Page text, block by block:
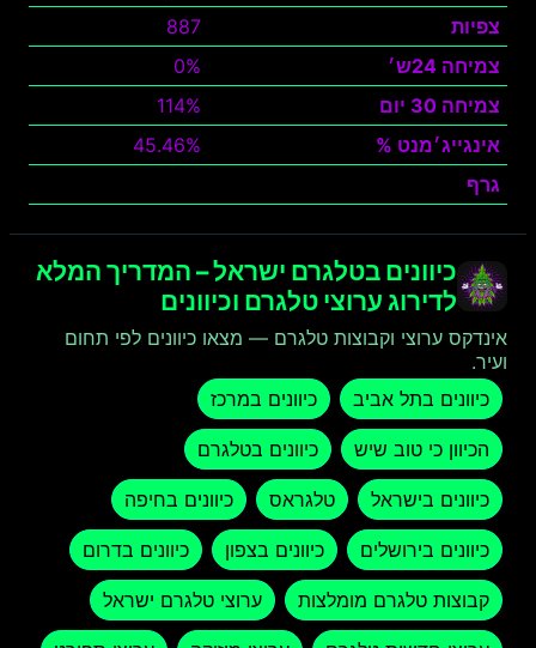
צפיות
887
צמיחה 24ש׳
0%
צמיחה 30 יום
114%
אינגייג׳מנט %
45.46%
גרף
כיוונים בטלגרם ישראל – המדריך המלא
לדירוג ערוצי טלגרם וכיוונים
אינדקס ערוצי וקבוצות טלגרם — מצאו כיוונים לפי תחום
ועיר.
כיוונים בתל אביב
כיוונים במרכז
הכיוון כי טוב שיש כיוונים בטלגרם
כיוונים בישראל טלגראס כיוונים בחיפה
כיוונים בירושלים כיוונים בצפון כיוונים בדרום
קבוצות טלגרם מומלצות ערוצי טלגרם ישראל